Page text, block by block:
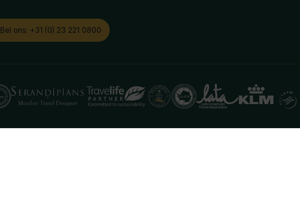
Bel ons: +31 (0) 23 221 0800